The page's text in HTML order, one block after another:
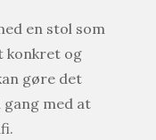
en stol som
konkret og
gøre det
med at